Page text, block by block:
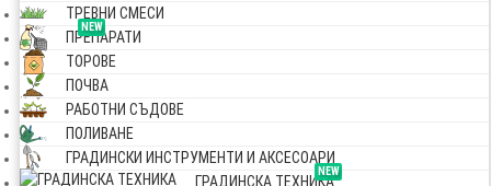
ТРЕВНИ СМЕСИ
NEW
ПРЕПАРАТИ
ТОРОВЕ
ПОЧВА
РАБОТНИ СЪДОВЕ
ПОЛИВАНЕ
ГРАДИНСКИ ИНСТРУМЕНТИ И АКСЕСОАРИ
NEW
ГРАДИНСКА ТЕХНИКА